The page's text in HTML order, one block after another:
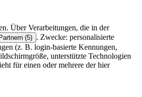
Über Verarbeitungen, die in der
(5) . Zwecke: personalisierte
(z. B. login-basierte Kennungen,
unterstützte Technologien
für einen oder mehrere der hier